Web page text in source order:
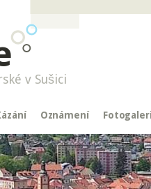
v Sušici
Oznámení